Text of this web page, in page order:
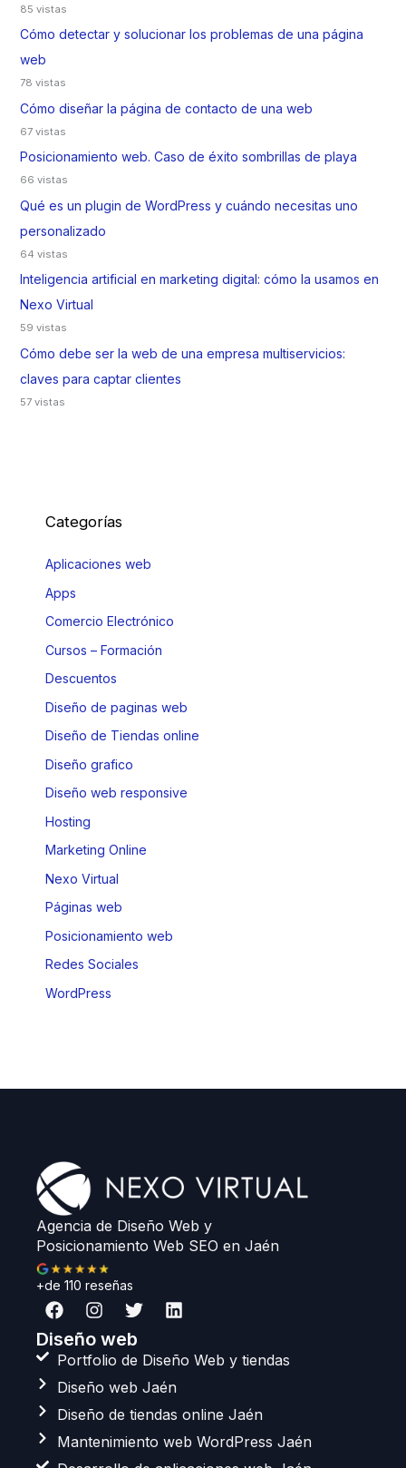
85 vistas
Cómo detectar y solucionar los problemas de una página
web
78 vistas
Cómo diseñar la página de contacto de una web
67 vistas
Posicionamiento web. Caso de éxito sombrillas de playa
66 vistas
Qué es un plugin de WordPress y cuándo necesitas uno
personalizado
64 vistas
Inteligencia artificial en marketing digital: cómo la usamos en
Nexo Virtual
59 vistas
Cómo debe ser la web de una empresa multiservicios:
claves para captar clientes
57 vistas
Categorías
Aplicaciones web
Apps
Comercio Electrónico
Cursos – Formación
Descuentos
Diseño de paginas web
Diseño de Tiendas online
Diseño grafico
Diseño web responsive
Hosting
Marketing Online
Nexo Virtual
Páginas web
Posicionamiento web
Redes Sociales
WordPress
Agencia de Diseño Web y
Posicionamiento Web SEO en Jaén
+de 110 reseñas
F
a
c
e
b
o
o
k
I
n
s
t
a
g
r
a
m
T
w
i
t
t
e
r
L
i
k
e
d
i
n
Diseño web
Portfolio de Diseño Web y tiendas
Diseño web Jaén
Diseño de tiendas online Jaén
Mantenimiento web WordPress Jaén